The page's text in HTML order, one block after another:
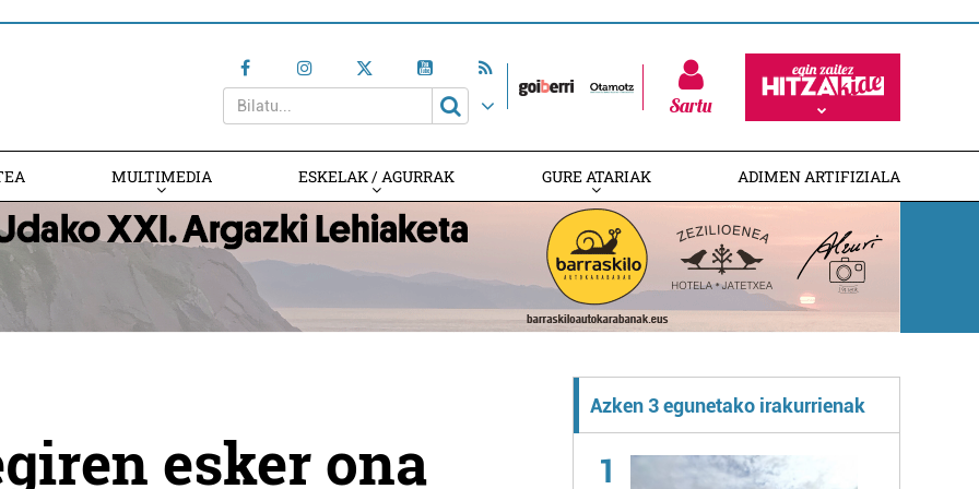
Sartu
MULTIMEDIA ESKELAK / AGURRAK GURE ATARIAK ADIMEN ARTIFIZIALA
esker ona
Azken 3 egunetako irakurrienak
1